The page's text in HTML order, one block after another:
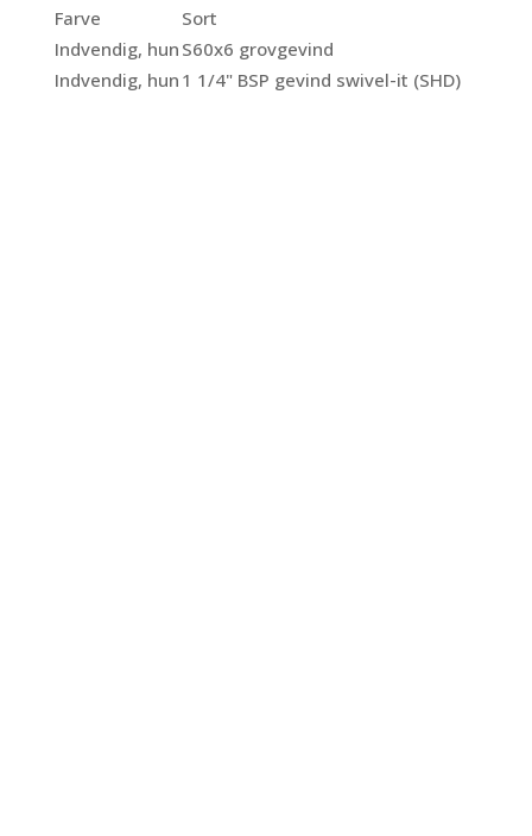
Farve
Sort
Indvendig, hun S60x6 grovgevind
Indvendig, hun 1 1/4" BSP gevind swivel-it (SHD)